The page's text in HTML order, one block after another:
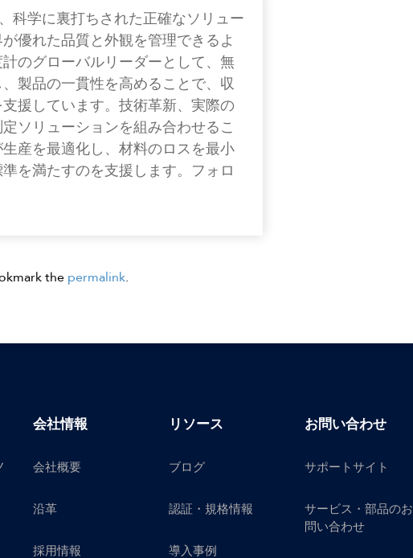
科学に裏打ちされた正確なソリュー
優れた品質と外観を管理できるよ
のグローバルリーダーとして、無
製品の一貫性を高めることで、収
援しています。技術革新、実際の
ソリューションを組み合わせるこ
産を最適化し、材料のロスを最小
を満たすのを支援します。フォロ
the permalink.
会社情報
会社概要
沿革
採用情報
リソース
ブログ
認証・規格情報
導入事例
お問い合わせ
サポートサイト
サービス・部品のお
問い合わせ